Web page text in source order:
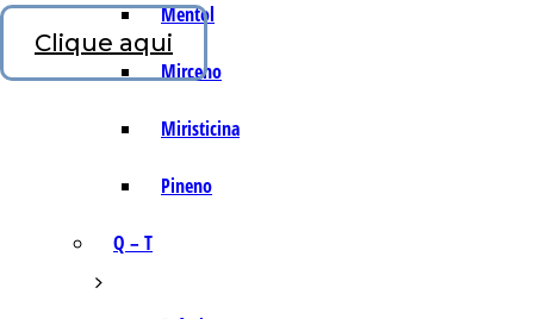
Mentol
Mirceno
Miristicina
Pineno
Q – T
Clique aqui